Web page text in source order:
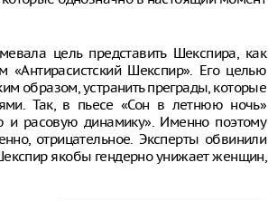
цель представить Шекспира, как
Шекспир». Его целью
образом, устранить преграды, которые
Так, в пьесе «Сон в летнюю ночь»
и расовую динамику». Именно поэтому
отрицательное. Эксперты обвинили
якобы гендерно унижает женщин,